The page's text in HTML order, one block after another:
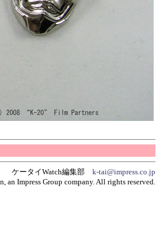
ケータイWatch編集部 k-tai@impress.co.jp
an Impress Group company. All rights reserved.